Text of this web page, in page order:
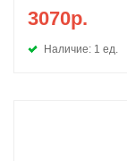
3070р.
Наличие: 1 ед.